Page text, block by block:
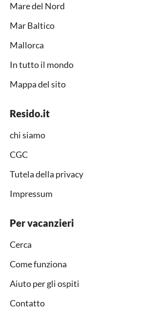
Mare del Nord
Mar Baltico
Mallorca
In tutto il mondo
Mappa del sito
Resido.it
chi siamo
CGC
Tutela della privacy
Impressum
Per vacanzieri
Cerca
Come funziona
Aiuto per gli ospiti
Contatto